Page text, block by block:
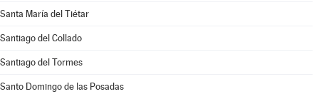
Santa María del Tiétar
Santiago del Collado
Santiago del Tormes
Santo Domingo de las Posadas